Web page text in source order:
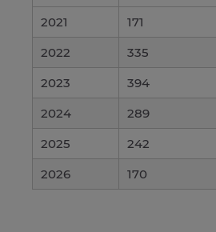
2021
171
2022
335
2023
394
2024
289
2025
242
2026
170